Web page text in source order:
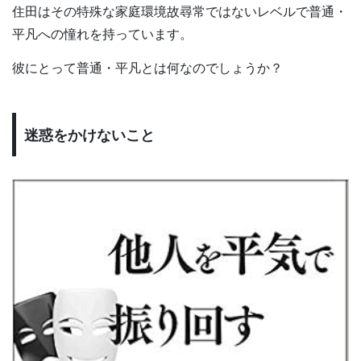
住田はその特殊な家庭環境故尋常ではないレベルで普通・
平凡への憧れを持っています。
彼にとって普通・平凡とは何なのでしょうか？
迷惑をかけないこと